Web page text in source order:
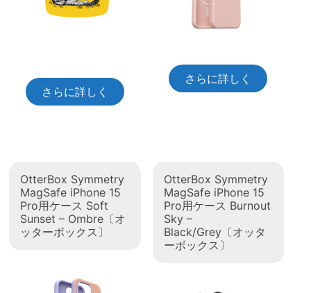
さらに詳しく
さらに詳しく
OtterBox Symmetry
MagSafe iPhone 15
Pro用ケース Soft
Sunset – Ombre〔オ
ッターボックス〕
OtterBox Symmetry
MagSafe iPhone 15
Pro用ケース Burnout
Sky –
Black/Grey〔オッタ
ーボックス〕